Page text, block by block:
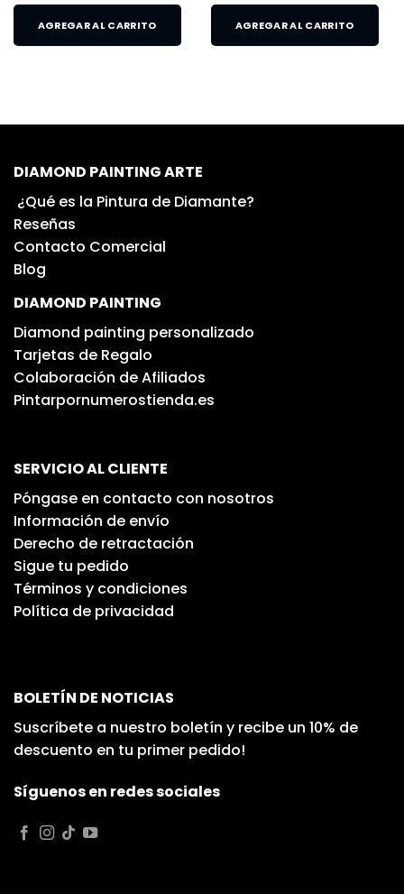
AGREGAR AL CARRITO AGREGAR AL CARRITO
DIAMOND PAINTING ARTE
¿Qué es la Pintura de Diamante?
Reseñas
Contacto Comercial
Blog
DIAMOND PAINTING
Diamond painting personalizado
Tarjetas de Regalo
Colaboración de Afiliados
Pintarpornumerostienda.es
SERVICIO AL CLIENTE
Póngase en contacto con nosotros
Información de envío
Derecho de retractación
Sigue tu pedido
Términos y condiciones
Política de privacidad
BOLETÍN DE NOTICIAS
Suscríbete a nuestro boletín y recibe un 10% de
descuento en tu primer pedido!
Síguenos en redes sociales